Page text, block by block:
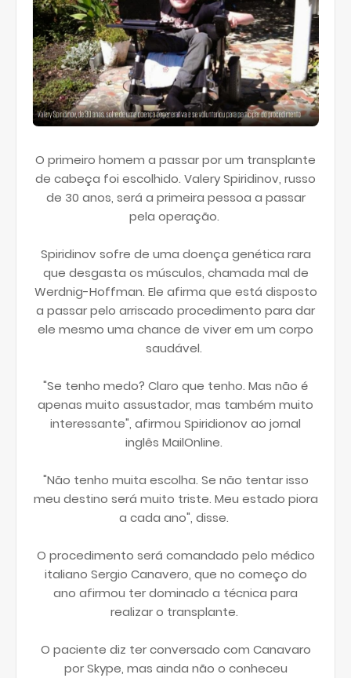
O primeiro homem a passar por um transplante
de cabeça foi escolhido. Valery Spiridinov, russo
de 30 anos, será a primeira pessoa a passar
pela operação.
Spiridinov sofre de uma doença genética rara
que desgasta os músculos, chamada mal de
Werdnig-Hoffman. Ele afirma que está disposto
a passar pelo arriscado procedimento para dar
ele mesmo uma chance de viver em um corpo
saudável.
"Se tenho medo? Claro que tenho. Mas não é
apenas muito assustador, mas também muito
interessante", afirmou Spiridionov ao jornal
inglês MailOnline.
"Não tenho muita escolha. Se não tentar isso
meu destino será muito triste. Meu estado piora
a cada ano", disse.
O procedimento será comandado pelo médico
italiano Sergio Canavero, que no começo do
ano afirmou ter dominado a técnica para
realizar o transplante.
O paciente diz ter conversado com Canavaro
por Skype, mas ainda não o conheceu